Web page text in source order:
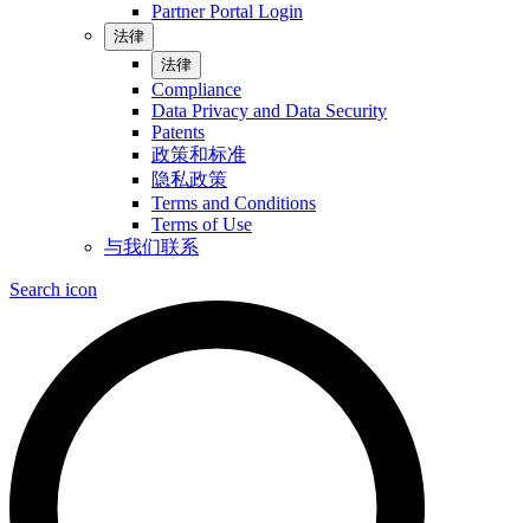
Partner Portal Login
法律
法律
Compliance
Data Privacy and Data Security
Patents
政策和标准
隐私政策
Terms and Conditions
Terms of Use
与我们联系
Search icon